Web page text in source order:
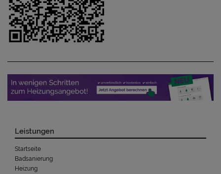
Leistungen
Startseite
Badsanierung
Heizung